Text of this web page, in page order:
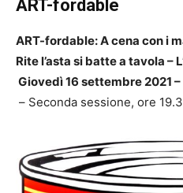
ART-fordable
ART-fordable: A cena con i
Rite l’asta si batte a tavola –
Giovedì 16 settembre 2021 –
– Seconda sessione, ore